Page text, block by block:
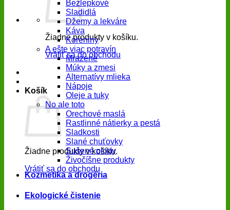
Žiadne produkty v košíku.
Vrátiť sa do obchodu
Košík
Žiadne produkty v košíku.
Vrátiť sa do obchodu
Bezlepkové
Sladidlá
Džemy a lekváre
Káva
Koreniny
A ešte viac potravín
Mrazené
Múky a zmesi
Alternatívy mlieka
Nápoje
Oleje a tuky
No ale toto
Orechové maslá
Rastlinné nátierky a pestá
Sladkosti
Slané chuťovky
Sušené plody
Živočíšne produkty
Kozmetika a drogéria
Ekologické čistenie